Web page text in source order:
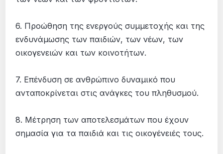
6. Προώθηση της ενεργούς συμμετοχής και της
ενδυνάμωσης των παιδιών, των νέων, των
οικογενειών και των κοινοτήτων.
7. Επένδυση σε ανθρώπινο δυναμικό που
ανταποκρίνεται στις ανάγκες του πληθυσμού.
8. Μέτρηση των αποτελεσμάτων που έχουν
σημασία για τα παιδιά και τις οικογένειές τους.